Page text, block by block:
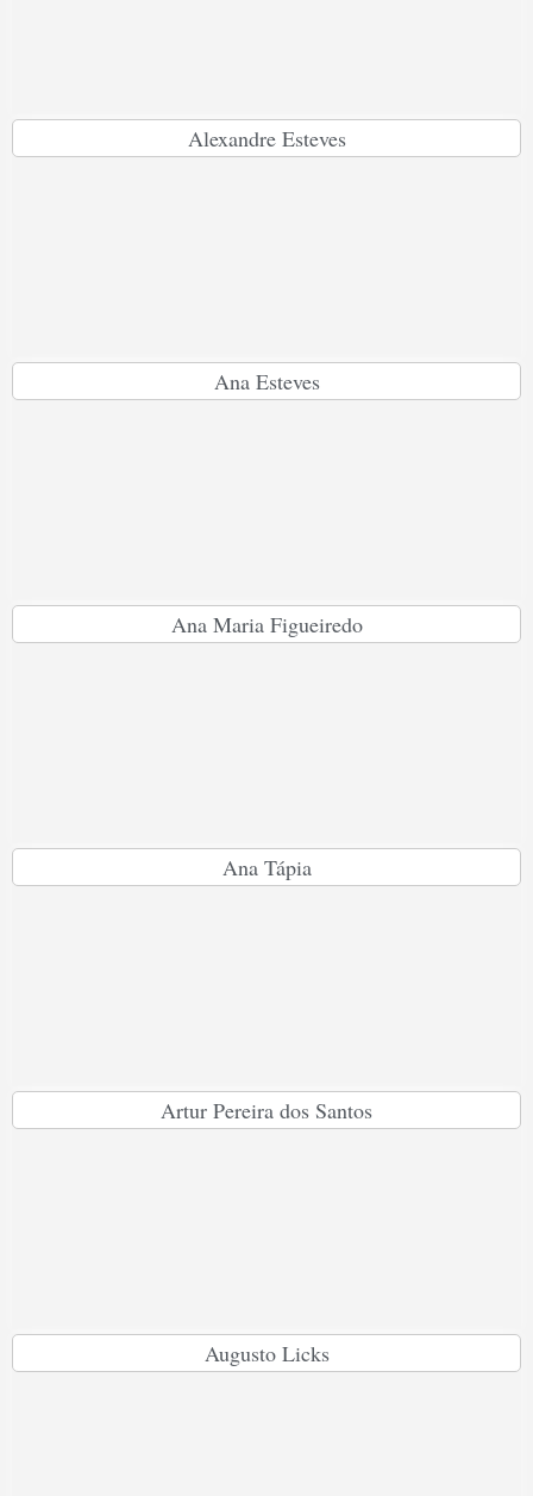
Alexandre Esteves
Ana Esteves
Ana Maria Figueiredo
Ana Tápia
Artur Pereira dos Santos
Augusto Licks